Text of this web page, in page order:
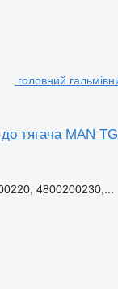
головний
тягача MAN
4800200230,...